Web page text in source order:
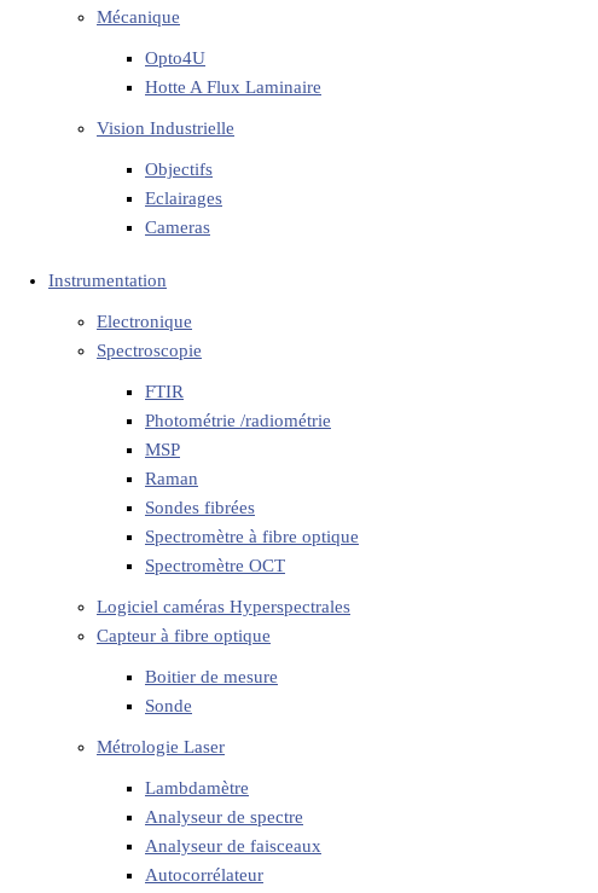
Mécanique
Opto4U
Hotte A Flux Laminaire
Vision Industrielle
Objectifs
Eclairages
Cameras
Instrumentation
Electronique
Spectroscopie
FTIR
Photométrie /radiométrie
MSP
Raman
Sondes fibrées
Spectromètre à fibre optique
Spectromètre OCT
Logiciel caméras Hyperspectrales
Capteur à fibre optique
Boitier de mesure
Sonde
Métrologie Laser
Lambdamètre
Analyseur de spectre
Analyseur de faisceaux
Autocorrélateur